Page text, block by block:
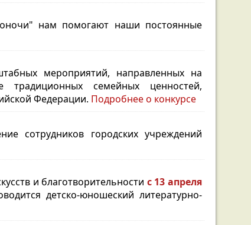
нам помогают наши постоянные
мероприятий, направленных на
традиционных семейных ценностей,
Федерации. Подробнее о конкурсе
сотрудников городских учреждений
и благотворительности с 13 апреля
детско-юношеский литературно-